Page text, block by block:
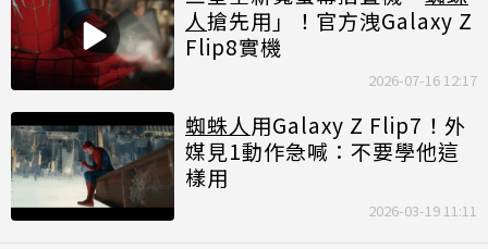
人搶先用」！官方洩Galaxy Z
Flip8實機
2026-07-16 12:17
蜘蛛人 用Galaxy Z Flip7！外
媒見1動作急喊：不要學他這
樣用
2026-03-19 11:11